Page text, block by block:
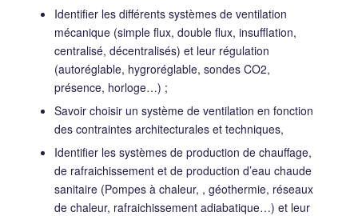
Identifier les différents systèmes de ventilation
mécanique (simple flux, double flux, insufflation,
centralisé, décentralisés) et leur régulation
(autoréglable, hygroréglable, sondes CO2,
présence, horloge…) ;
Savoir choisir un système de ventilation en fonction
des contraintes architecturales et techniques,
Identifier les systèmes de production de chauffage,
de rafraichissement et de production d’eau chaude
sanitaire (Pompes à chaleur, , géothermie, réseaux
de chaleur, rafraichissement adiabatique…) et leur